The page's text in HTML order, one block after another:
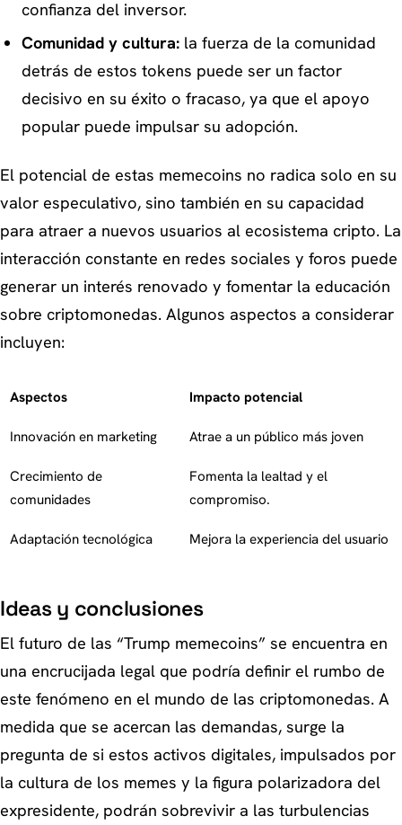
confianza del inversor.
Comunidad y cultura:la fuerza de la comunidad
detrás de estos tokens puede ser un factor
decisivo en su éxito o fracaso, ya que el apoyo
popular puede impulsar su adopción.
El potencial de estas memecoins no radica solo en su
valor especulativo, sino también en su capacidad
para atraer a nuevos usuarios al ecosistema cripto. La
interacción constante en redes sociales y foros puede
generar un interés renovado y fomentar la educación
sobre criptomonedas. Algunos aspectos a considerar
incluyen:
Aspectos Impacto potencial
Innovación en marketing Atrae a un público más joven
Crecimiento de
comunidades
Fomenta la lealtad y el
compromiso.
Adaptación tecnológica Mejora la experiencia del usuario
Ideas y conclusiones
El futuro de las “Trump memecoins” se encuentra en
una encrucijada legal que podría definir el rumbo de
este fenómeno en el mundo de las criptomonedas. A
medida que se acercan las demandas, surge la
pregunta de si estos activos digitales, impulsados por
la cultura de los memes y la figura polarizadora del
expresidente, podrán sobrevivir a las turbulencias